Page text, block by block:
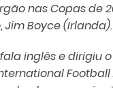
nas Copas de
Boyce (Irlanda).
inglês e dirigiu
Football